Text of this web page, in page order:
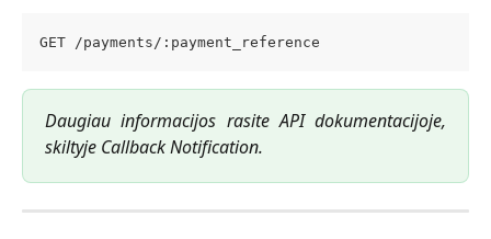
GET /payments/:payment_reference
Daugiau informacijos rasite API dokumentacijoje,
skiltyje Callback Notification.